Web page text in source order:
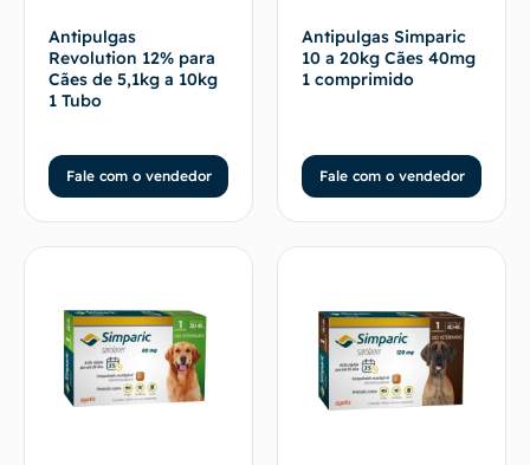
Antipulgas
Revolution 12% para
Cães de 5,1kg a 10kg
1 Tubo
Fale com o vendedor
Antipulgas Simparic
10 a 20kg Cães 40mg
1 comprimido
Fale com o vendedor